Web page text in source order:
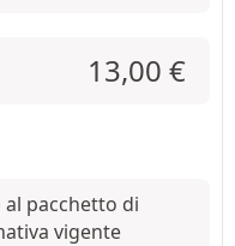
13,00 €
pacchetto di
vigente